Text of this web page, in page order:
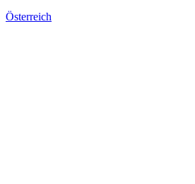
Österreich